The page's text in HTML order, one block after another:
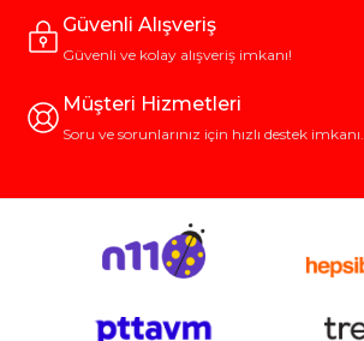
Güvenli Alışveriş
Güvenli ve kolay alışveriş imkanı!
Müşteri Hizmetleri
Soru ve sorunlarınız için hızlı destek imkanı.